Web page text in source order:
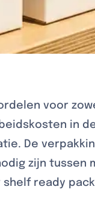
voor
in
De
zijn tussen
ready